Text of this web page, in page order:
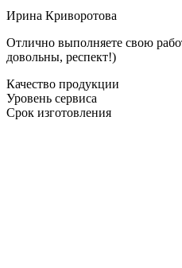
Ирина Криворотова
Отлично выполняете свою
довольны, респект!)
Качество продукции
Уровень сервиса
Срок изготовления